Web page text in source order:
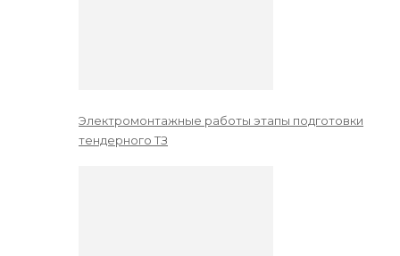
Электромонтажные работы этапы подготовки
тендерного ТЗ